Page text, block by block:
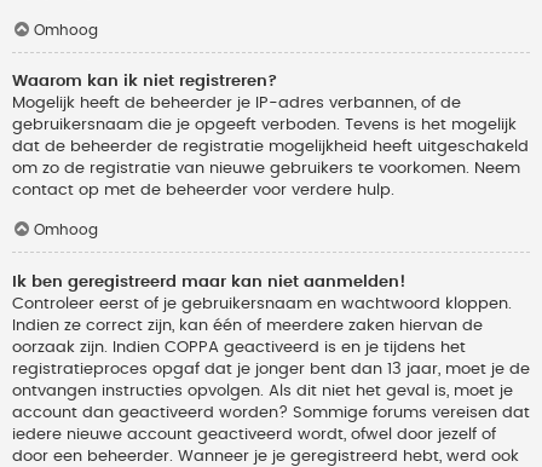
Omhoog
Waarom kan ik niet registreren?
Mogelijk heeft de beheerder je IP-adres verbannen, of de
gebruikersnaam die je opgeeft verboden. Tevens is het mogelijk
dat de beheerder de registratie mogelijkheid heeft uitgeschakeld
om zo de registratie van nieuwe gebruikers te voorkomen. Neem
contact op met de beheerder voor verdere hulp.
Omhoog
Ik ben geregistreerd maar kan niet aanmelden!
Controleer eerst of je gebruikersnaam en wachtwoord kloppen.
Indien ze correct zijn, kan één of meerdere zaken hiervan de
oorzaak zijn. Indien COPPA geactiveerd is en je tijdens het
registratieproces opgaf dat je jonger bent dan 13 jaar, moet je de
ontvangen instructies opvolgen. Als dit niet het geval is, moet je
account dan geactiveerd worden? Sommige forums vereisen dat
iedere nieuwe account geactiveerd wordt, ofwel door jezelf of
door een beheerder. Wanneer je je geregistreerd hebt, werd ook